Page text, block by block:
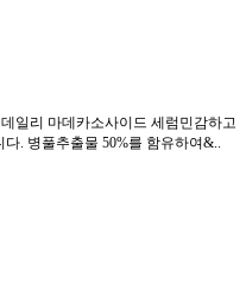
일리 마데카소사이드 세럼민감하고
. 병풀추출물 50%를 함유하여&..